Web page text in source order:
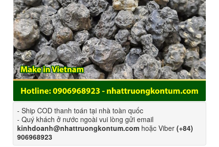
- Ship COD thanh toán tại nhà toàn quốc
- Quý khách ở nước ngoài vui lòng gửi email
kinhdoanh@nhattruongkontum.com hoặc Viber (+84)
906968923